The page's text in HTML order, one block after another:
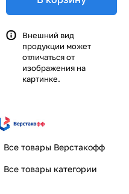
Внешний вид
продукции может
отличаться от
изображения на
картинке.
Все товары Верстакофф
Все товары категории